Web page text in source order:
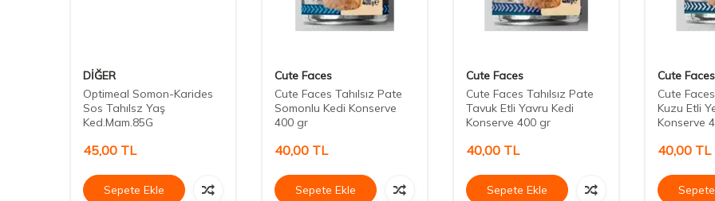
DİĞER
Optimeal Somon-Karides
Sos Tahılsz Yaş
Ked.Mam.85G
45,00 TL
Sepete Ekle
Cute Faces
Cute Faces Tahılsız Pate
Somonlu Kedi Konserve
400 gr
40,00 TL
Sepete Ekle
Cute Faces
Cute Faces Tahılsız Pate
Tavuk Etli Yavru Kedi
Konserve 400 gr
40,00 TL
Sepete Ekle
Cute Faces
Cute
Kuzu Etli
Konserve
40,00 TL